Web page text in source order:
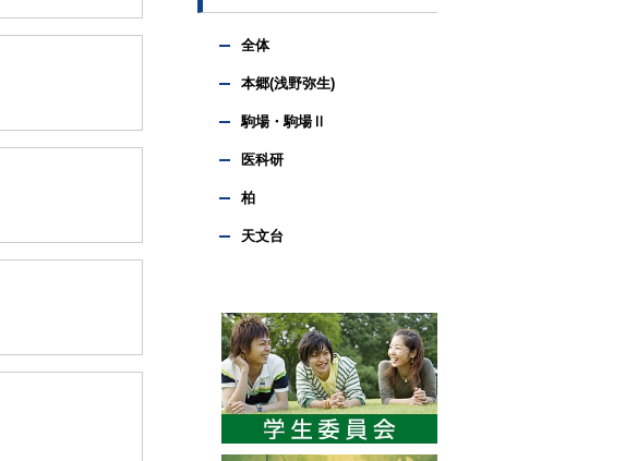
全体
本郷(浅野弥生)
駒場・駒場Ⅱ
医科研
柏
天文台